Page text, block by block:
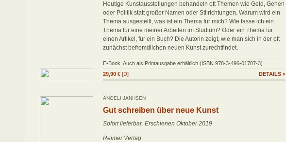
Heutige Kunstausstellungen behandeln oft Themen wie Geld, Gehen
oder Politik statt großer Namen oder Stilrichtungen. Warum wird ein
Thema ausgestellt, was ist ein Thema für mich? Wie fasse ich ein
Thema für eine meiner Arbeiten im Studium? Oder ein Thema für
einen Artikel, für ein Buch? Die Autorin zeigt, wie man sich in der oft
zunächst befremdlichen neuen Kunst zurechtfindet.
E-Book. Auch als Printausgabe erhältlich (ISBN 978-3-496-01707-3)
29,90 € [D] DETAILS »
ANGELI JANHSEN
Gut schreiben über neue Kunst
Sofort lieferbar. Erschienen Oktober 2019
Reimer Verlag